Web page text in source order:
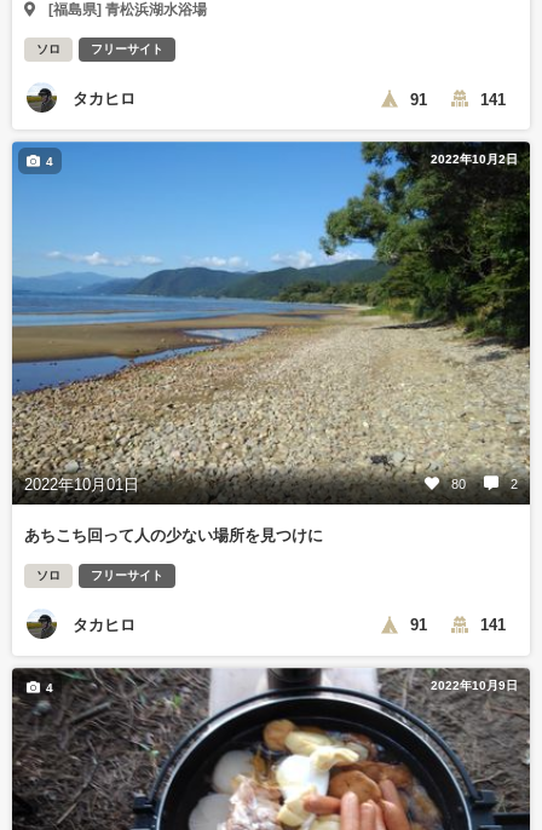
[福島県] 青松浜湖水浴場
ソロ フリーサイト
タカヒロ 91 141
2022年10月2日
2022年10月01日 80 2
4
あちこち回って人の少ない場所を見つけに
ソロ フリーサイト
タカヒロ 91 141
2022年10月9日
4